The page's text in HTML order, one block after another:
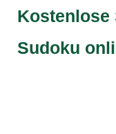
Kostenlose
Sudoku